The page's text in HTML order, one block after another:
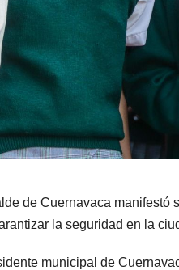
de Cuernavaca manifestó
la seguridad en la
municipal de